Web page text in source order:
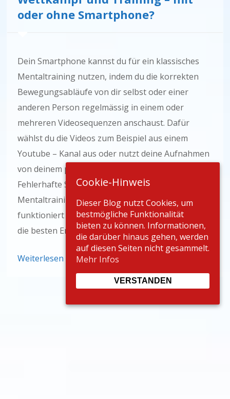
oder ohne Smartphone?
Dein Smartphone kannst du für ein klassisches
Mentaltraining nutzen, indem du die korrekten
Bewegungsabläufe von dir selbst oder einer
anderen Person regelmässig in einem oder
mehreren Videosequenzen anschaust. Dafür
wählst du die Videos zum Beispiel aus einem
Youtube – Kanal aus oder nutzt deine Aufnahmen
von deinem perfekten Training oder Wettkampf.
Fehlerhafte Sequenzen haben nichts im
Mentaltraining zu suchen, denn dein Gehirn
funktioniert wie ein Schwamm und du willst ja nur
die besten Ergebnisse erzielen.
Weiterlesen
Cookie-Hinweis
Dieser Blog nutzt Cookies, um
bestmögliche Funktionalität
bieten zu können. Informationen,
die darüber hinaus gehen, werden
auf diesen Seiten nicht gesammelt.
Mehr Infos
VERSTANDEN